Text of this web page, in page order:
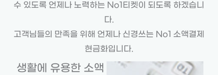
수 있도록 언제나 노력하는 No1티켓이 되도록 하겠습니
다.
고객님들의 만족을 위해 언제나 신경쓰는 No1 소액결제
현금화입니다.
생활에 유용한 소액